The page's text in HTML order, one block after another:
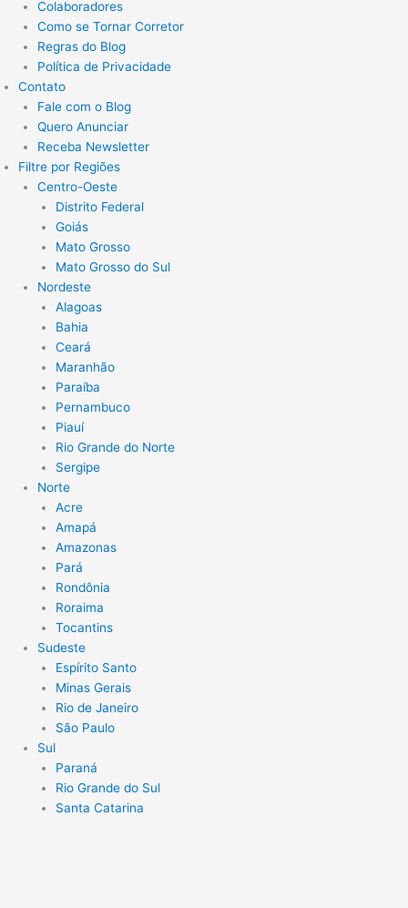
Colaboradores
Como se Tornar Corretor
Regras do Blog
Política de Privacidade
Contato
Fale com o Blog
Quero Anunciar
Receba Newsletter
Filtre por Regiões
Centro-Oeste
Distrito Federal
Goiás
Mato Grosso
Mato Grosso do Sul
Nordeste
Alagoas
Bahia
Ceará
Maranhão
Paraíba
Pernambuco
Piauí
Rio Grande do Norte
Sergipe
Norte
Acre
Amapá
Amazonas
Pará
Rondônia
Roraima
Tocantins
Sudeste
Espírito Santo
Minas Gerais
Rio de Janeiro
São Paulo
Sul
Paraná
Rio Grande do Sul
Santa Catarina